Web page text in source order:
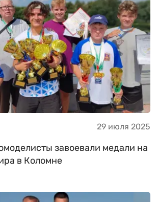
29 июля 2025
завоевали медали на
в Коломне